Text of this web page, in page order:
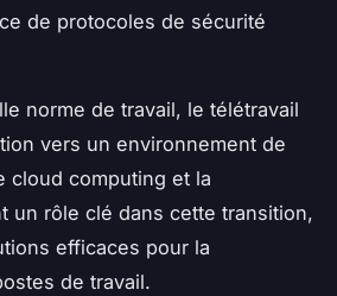
de protocoles de sécurité
norme de travail, le télétravail
vers un environnement de
cloud computing et la
un rôle clé dans cette transition,
efficaces pour la
de travail.